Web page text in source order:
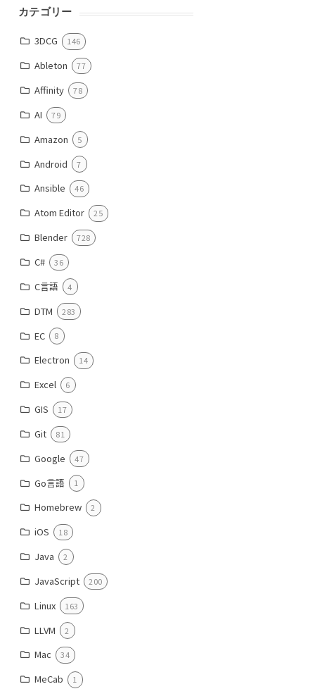
カテゴリー
3DCG 146
Ableton 77
Affinity 78
AI 79
Amazon 5
Android 7
Ansible 46
Atom Editor 25
Blender 728
C# 36
C言語 4
DTM 283
EC 8
Electron 14
Excel 6
GIS 17
Git 81
Google 47
Go言語 1
Homebrew 2
iOS 18
Java 2
JavaScript 200
Linux 163
LLVM 2
Mac 34
MeCab 1